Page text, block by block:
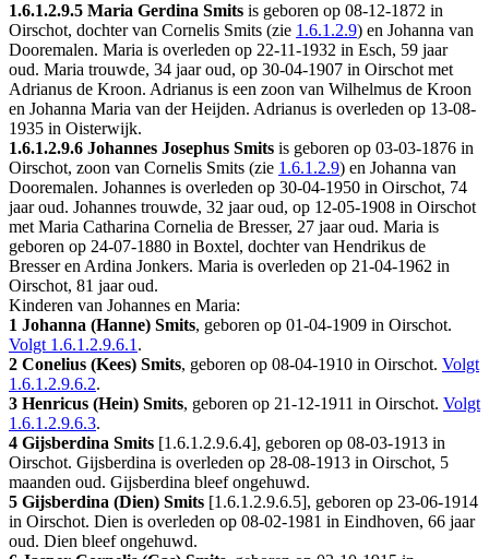
1.6.1.2.9.5 Maria Gerdina Smits is geboren op 08-12-1872 in
Oirschot, dochter van Cornelis Smits (zie 1.6.1.2.9) en Johanna van
Dooremalen. Maria is overleden op 22-11-1932 in Esch, 59 jaar
oud. Maria trouwde, 34 jaar oud, op 30-04-1907 in Oirschot met
Adrianus de Kroon. Adrianus is een zoon van Wilhelmus de Kroon
en Johanna Maria van der Heijden. Adrianus is overleden op 13-08-
1935 in Oisterwijk.
1.6.1.2.9.6 Johannes Josephus Smits is geboren op 03-03-1876 in
Oirschot, zoon van Cornelis Smits (zie 1.6.1.2.9) en Johanna van
Dooremalen. Johannes is overleden op 30-04-1950 in Oirschot, 74
jaar oud. Johannes trouwde, 32 jaar oud, op 12-05-1908 in Oirschot
met Maria Catharina Cornelia de Bresser, 27 jaar oud. Maria is
geboren op 24-07-1880 in Boxtel, dochter van Hendrikus de
Bresser en Ardina Jonkers. Maria is overleden op 21-04-1962 in
Oirschot, 81 jaar oud.
Kinderen van Johannes en Maria:
1 Johanna (Hanne) Smits, geboren op 01-04-1909 in Oirschot.
Volgt 1.6.1.2.9.6.1 .
2 Conelius (Kees) Smits, geboren op 08-04-1910 in Oirschot. Volgt
1.6.1.2.9.6.2.
3 Henricus (Hein) Smits, geboren op 21-12-1911 in Oirschot. Volgt
1.6.1.2.9.6.3.
4 Gijsberdina Smits [1.6.1.2.9.6.4], geboren op 08-03-1913 in
Oirschot. Gijsberdina is overleden op 28-08-1913 in Oirschot, 5
maanden oud. Gijsberdina bleef ongehuwd.
5 Gijsberdina (Dien) Smits [1.6.1.2.9.6.5], geboren op 23-06-1914
in Oirschot. Dien is overleden op 08-02-1981 in Eindhoven, 66 jaar
oud. Dien bleef ongehuwd.